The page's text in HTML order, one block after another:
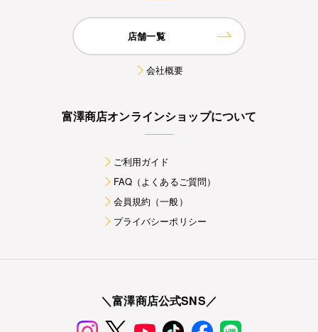
店舗一覧
会社概要
富澤商店オンラインショップについて
ご利用ガイド
FAQ（よくあるご質問）
会員規約（一般）
プライバシーポリシー
＼富澤商店公式SNS／